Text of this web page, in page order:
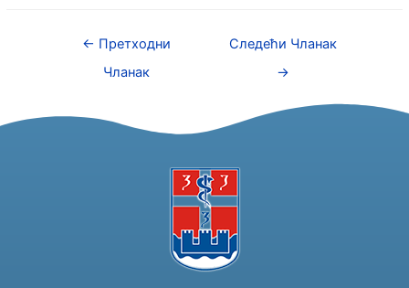
e
b
o
er e
← Претходни
Чланак
Следећи Чланак
→